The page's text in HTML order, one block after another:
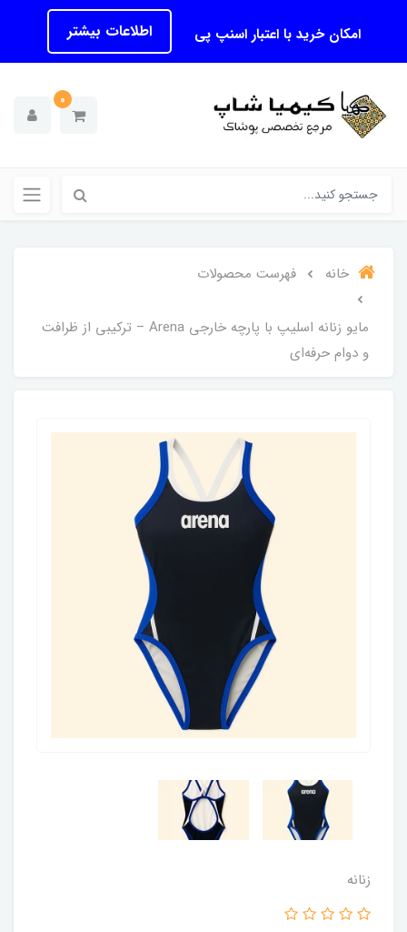
امکان خرید با اعتبار اسنپ پی اطلاعات بیشتر
0
خانه فهرست محصولات
مایو زنانه اسلیپ با پارچه خارجی Arena – ترکیبی از ظرافت
و دوام حرفه‌ای
زنانه